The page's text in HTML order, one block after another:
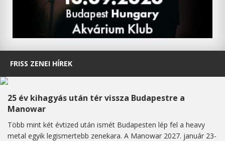
FRISS ZENEI HÍREK
25 év kihagyás után tér vissza Budapestre a
Manowar
Több mint két évtized után ismét Budapesten lép fel a heavy
metal egyik legismertebb zenekara. A Manowar 2027. január 23-